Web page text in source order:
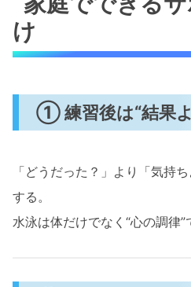
け
① 練習後は“結果
「どうだった？」より「気持
する。
水泳は体だけでなく“心の調律”